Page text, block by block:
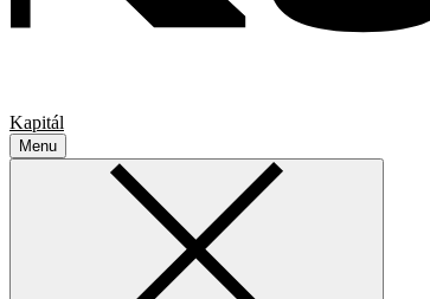
Kapitál
Menu